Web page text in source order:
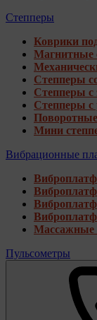
Степперы
Коврики
Магнитные
Степперы
Степперы с
Степперы с
Мини
Вибрационные
Массажные
Пульсометры